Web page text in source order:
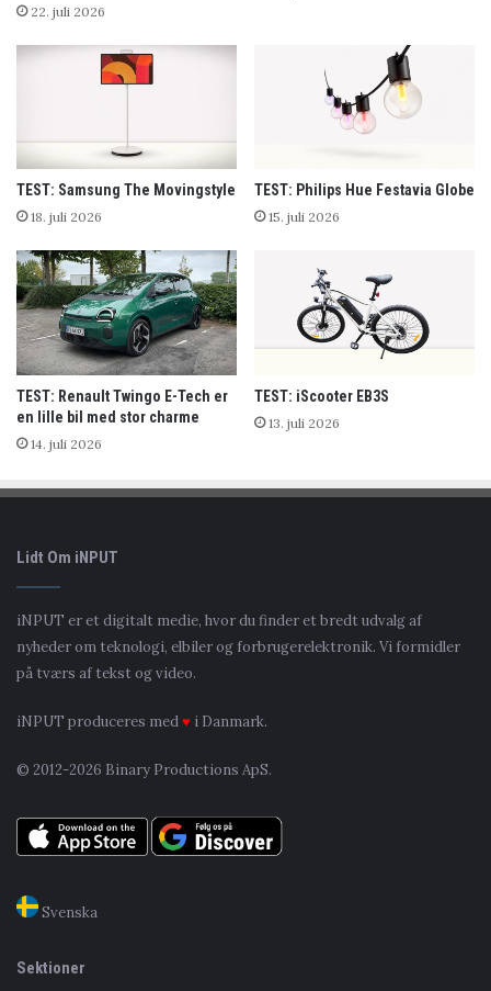
22. juli 2026
TEST: Samsung The Movingstyle
18. juli 2026
TEST: Philips Hue Festavia Globe
15. juli 2026
TEST: Renault Twingo E-Tech er
en lille bil med stor charme
14. juli 2026
TEST: iScooter EB3S
13. juli 2026
Lidt Om iNPUT
iNPUT er et digitalt medie, hvor du finder et bredt udvalg af
nyheder om teknologi, elbiler og forbrugerelektronik. Vi formidler
på tværs af tekst og video.
iNPUT produceres med♥ i Danmark.
© 2012-2026 Binary Productions ApS.
Svenska
Sektioner